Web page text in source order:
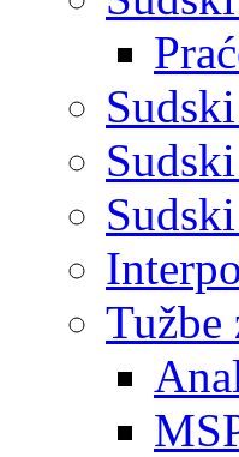
Tužbe